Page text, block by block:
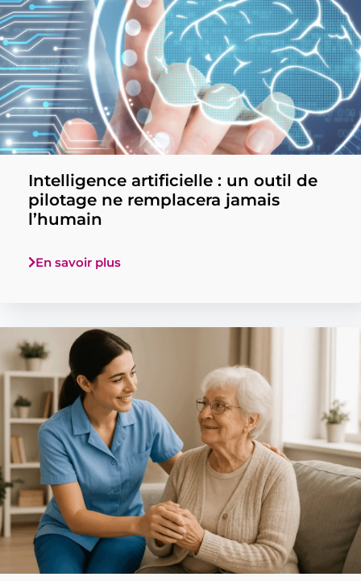
Intelligence artificielle : un outil de
pilotage ne remplacera jamais
l’humain
En savoir plus